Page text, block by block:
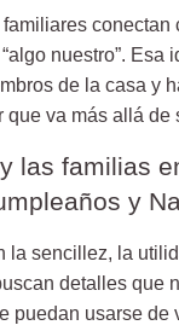
conectan
nuestro”. Esa
de la casa y
que va más allá de
las familias
y
la sencillez, la
detalles que
puedan usarse de